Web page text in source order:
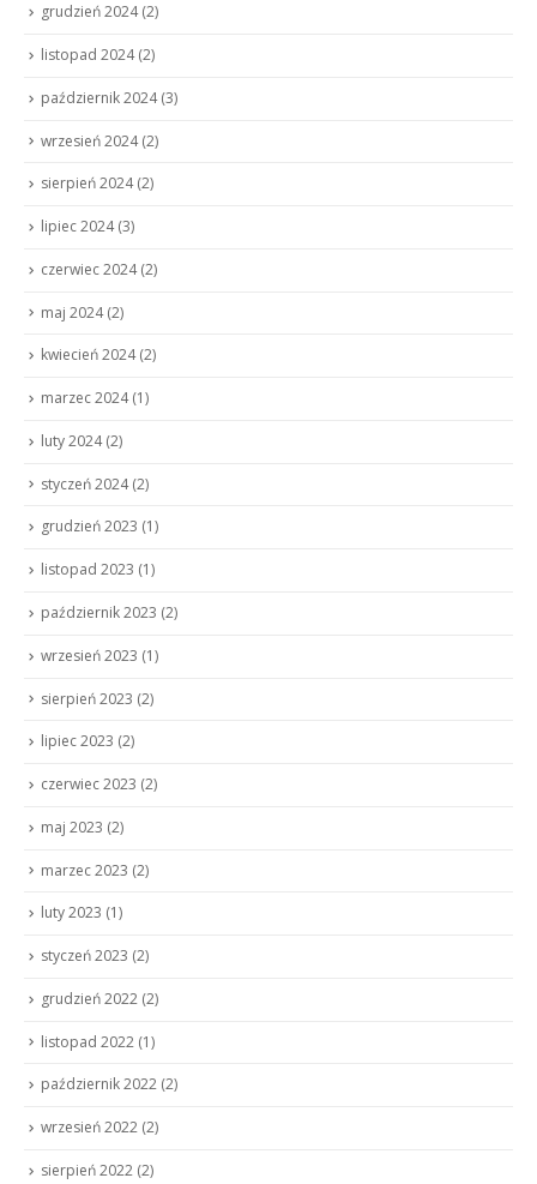
grudzień 2024(2)
listopad 2024(2)
październik 2024(3)
wrzesień 2024(2)
sierpień 2024(2)
lipiec 2024(3)
czerwiec 2024(2)
maj 2024(2)
kwiecień 2024(2)
marzec 2024(1)
luty 2024(2)
styczeń 2024(2)
grudzień 2023 (1)
listopad 2023 (1)
październik 2023 (2)
wrzesień 2023 (1)
sierpień 2023 (2)
lipiec 2023 (2)
czerwiec 2023 (2)
maj 2023 (2)
marzec 2023 (2)
luty 2023 (1)
styczeń 2023 (2)
grudzień 2022 (2)
listopad 2022 (1)
październik 2022 (2)
wrzesień 2022 (2)
sierpień 2022 (2)